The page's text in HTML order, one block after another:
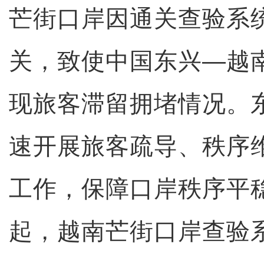
芒街口岸因通关查验系
关，致使中国东兴—越
现旅客滞留拥堵情况。
速开展旅客疏导、秩序
工作，保障口岸秩序平
起，越南芒街口岸查验